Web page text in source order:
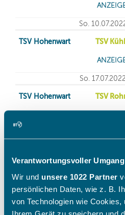
Verantwortungsvoller
Wir und unsere 1022 Partner
persönlichen Daten, wie z. B.
von Technologien wie